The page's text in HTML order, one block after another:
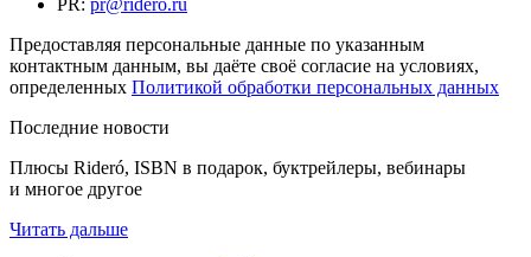
Предоставляя персональные данные по указанным
контактным данным, вы даёте своё согласие на условиях,
определенных Политикой обработки персональных данных
Последние новости
Плюсы Rideró, ISBN в подарок, буктрейлеры, вебинары
и многое другое
Читать дальше